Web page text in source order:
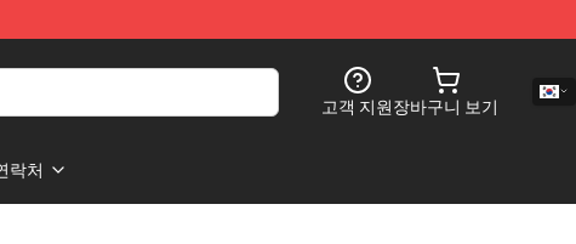
고객 지원장바구니 보기
락처